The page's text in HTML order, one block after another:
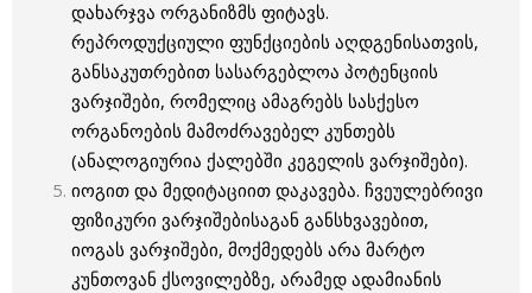
დახარჯვა ორგანიზმს ფიტავს.
რეპროდუქციული ფუნქციების აღდგენისათვის,
განსაკუთრებით სასარგებლოა პოტენციის
ვარჯიშები, რომელიც ამაგრებს სასქესო
ორგანოების მამოძრავებელ კუნთებს
(ანალოგიურია ქალებში კეგელის ვარჯიშები).
იოგით და მედიტაციით დაკავება. ჩვეულებრივი
ფიზიკური ვარჯიშებისაგან განსხვავებით,
იოგას ვარჯიშები, მოქმედებს არა მარტო
კუნთოვან ქსოვილებზე, არამედ ადამიანის